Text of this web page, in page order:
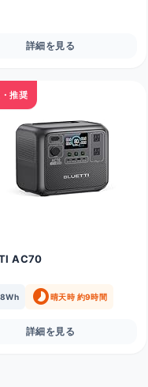
詳細を見る
推奨
AC70
timelapse晴天時 約9時間
詳細を見る